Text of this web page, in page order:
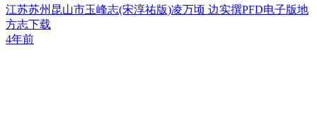
江苏苏州昆山市玉峰志(宋淳祐版)凌万顷 边实撰PFD电子版地
方志下载
4年前